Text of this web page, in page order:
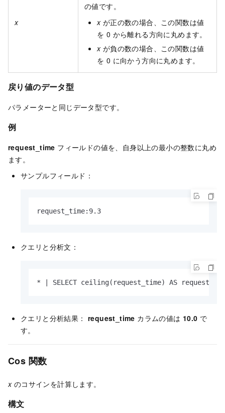
x
の値です。
xが正の数の場合、この関数は値
を 0 から離れる方向に丸めます。
xが負の数の場合、この関数は値
を 0 に向かう方向に丸めます。
戻り値のデータ型
パラメーターと同じデータ型です。
例
request_time フィールドの値を、自身以上の最小の整数に丸め
ます。
サンプルフィールド：
request_time:9.3
クエリと分析文：
* | SELECT ceiling(request_time) AS
クエリと分析結果： request_time カラムの値は 10.0 で
す。
Cos 関数
xのコサインを計算します。
構文